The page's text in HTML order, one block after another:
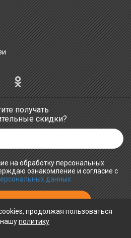
получать
скидки?
на обработку персональных
ознакомление и согласие с
данных
К ОПЛАТЕ
продолжая пользоваться
политику